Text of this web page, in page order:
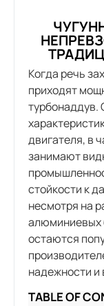
Когда речь
приходят
турбонаддув.
двигателя, в
занимают
стойкости к
несмотря на
алюминиевых
остаются
надежности
TABLE OF